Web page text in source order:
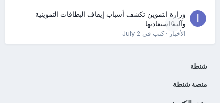
0
وزارة التموين تكشف أسباب إيقاف البطاقات التموينية
وآلية استعادتها
الأخبار· كتب في July 2
شنطة
منصة شنطة